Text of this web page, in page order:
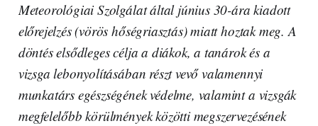
Meteorológiai Szolgálat által június 30-ára kiadott
előrejelzés (vörös hőségriasztás) miatt hoztak meg. A
döntés elsődleges célja a diákok, a tanárok és a
vizsga lebonyolításában részt vevő valamennyi
munkatárs egészségének védelme, valamint a vizsgák
megfelelőbb körülmények közötti megszervezésének